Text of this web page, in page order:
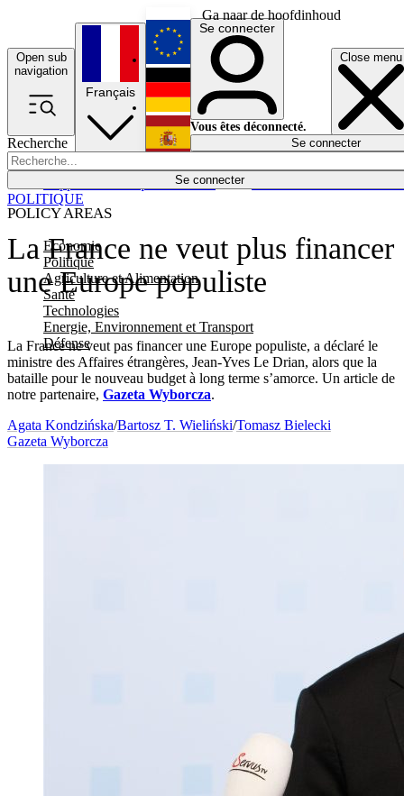
Ga naar de hoofdinhoud
Open sub
navigation
Close menu
Recherche
Se connecter
POLICY AREAS
Economie
Politique
Agriculture et Alimentation
Santé
Technologies
Energie, Environnement et Transport
Défense
Économie
Français
English
Deutsch
Español
Se connecter
Vous êtes déconnecté.
Se connecter
La France ne veut plus financer
une Europe populiste
La France ne veut pas financer une Europe populiste, a déclaré le
ministre des Affaires étrangères, Jean-Yves Le Drian, alors que la
bataille pour le nouveau budget à long terme s’amorce. Un article de
notre partenaire, Gazeta Wyborcza.
POLITIQUE
Agata Kondzińska/Bartosz T. Wieliński/Tomasz Bielecki
Gazeta Wyborcza